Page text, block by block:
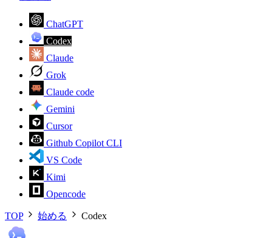
ChatGPT
Codex
Claude
Grok
Claude code
Gemini
Cursor
Github Copilot CLI
VS Code
Kimi
Opencode
TOP 始める Codex